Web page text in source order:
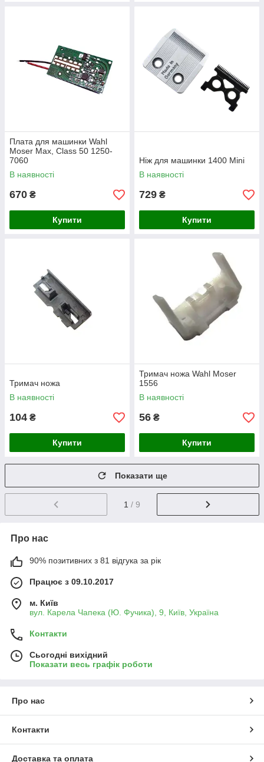
Плата для машинки Wahl
Moser Max, Class 50 1250-
7060
В наявності
670 ₴
Купити
Ніж для машинки 1400 Mini
В наявності
729 ₴
Купити
Тримач ножа
В наявності
104 ₴
Купити
Тримач ножа Wahl Moser
1556
В наявності
56 ₴
Купити
Показати ще
1 / 9
Про нас
90% позитивних з 81 відгука за рік
Працює з 09.10.2017
м. Київ
вул. Карела Чапека (Ю. Фучика), 9, Київ, Україна
Контакти
Сьогодні вихідний
Показати весь графік роботи
Про нас
Контакти
Доставка та оплата